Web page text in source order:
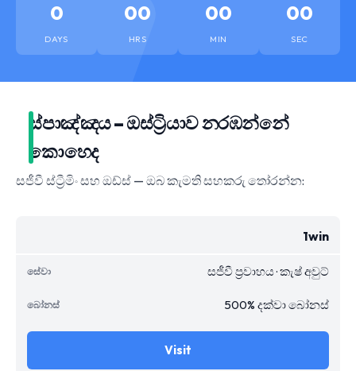
0
DAYS
00
HRS
00
MIN
00
SEC
ස්පාඤ්ඤය – ඔස්ට්‍රියාව නරඹන්නේ
කොහෙද
සජීවී ස්ට්‍රීමිං සහ ඔඩ්ස් — ඔබ කැමති සහකරු තෝරන්න:
1win
සජීවී ප්‍රවාහය · කැෂ් අවුට්
500% දක්වා බෝනස්
Visit